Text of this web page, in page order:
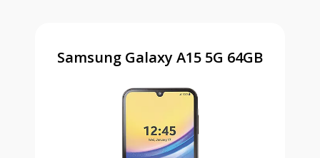
Samsung Galaxy A15 5G 64GB